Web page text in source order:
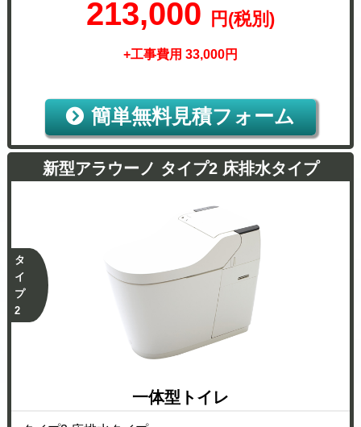
213,000 円(税別)
+工事費用 33,000円
簡単無料見積フォーム
タ
イ
プ
2
新型アラウーノ タイプ2 床排水タイプ
一体型トイレ